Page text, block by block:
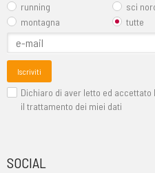
running
sci
montagna
tutte
Iscriviti
Dichiaro di aver letto ed accettato
il trattamento dei miei dati
SOCIAL